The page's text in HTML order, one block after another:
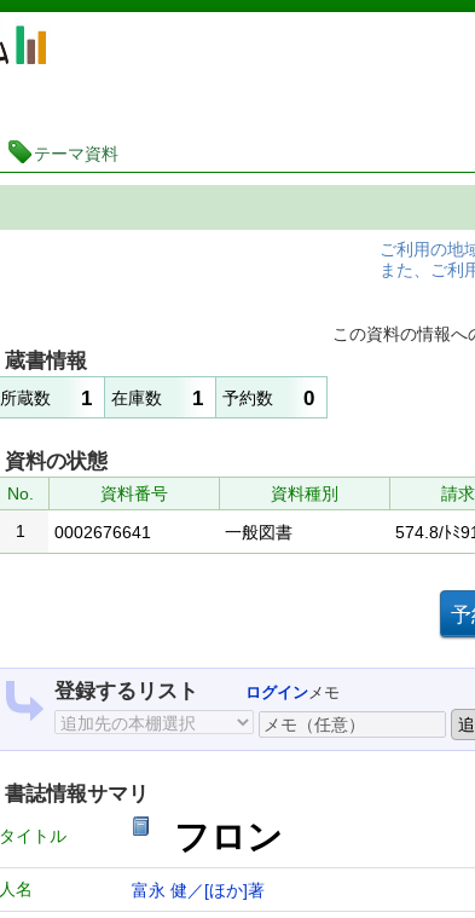
岡山県立図書館 蔵書検索・予約システム
テーマ資料
ご利用の地
また、ご利
この資料の情報へ
蔵書情報
所蔵数 1 在庫数 1 予約数 0
資料の状態
No. 資料番号 資料種別 請
1
0002676641 一般図書 574.8/ﾄﾐ
登録するリスト ログインメモ
書誌情報サマリ
タイトル フロン
人名 富永 健／[ほか]著